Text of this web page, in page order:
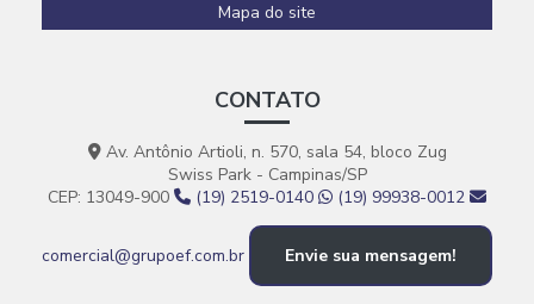
Reforma de construção civil em geral03
Revestimento epóxi para piso de concreto
Revestimento em polímeros
Revestimentos para pisos
Revestimentos poliméricos
Mapa do site
CONTATO
Av. Antônio Artioli, n. 570, sala 54, bloco Zug
Swiss Park - Campinas/SP
CEP: 13049-900
(19) 2519-0140 (19) 99938-0012
comercial@grupoef.com.br Envie sua mensagem!